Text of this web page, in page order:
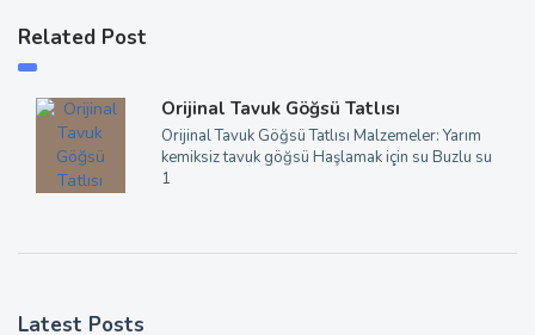
Related Post
Orijinal Tavuk Göğsü Tatlısı
Orijinal Tavuk Göğsü Tatlısı Malzemeler: Yarım
kemiksiz tavuk göğsü Haşlamak için su Buzlu su
1
Latest Posts